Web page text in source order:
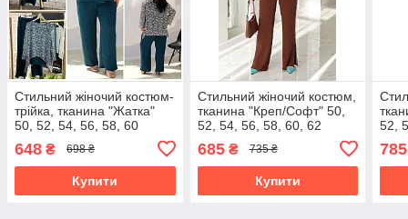
Стильний жіночий костюм-
трійка, тканина "Жатка"
50, 52, 54, 56, 58, 60
648 ₴ 698 ₴
Купити
Стильний жіночий костюм,
тканина "Креп/Софт" 50,
52, 54, 56, 58, 60, 62
685₴ 735 ₴
Купити
52,
785